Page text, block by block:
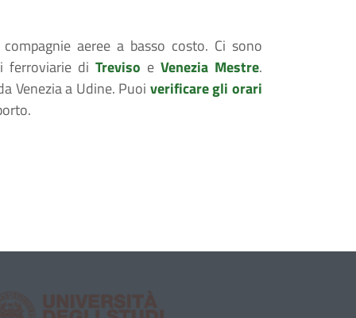
aeree a basso costo. Ci sono
ferroviarie di Treviso e Venezia Mestre.
Venezia a Udine. Puoi verificare gli orari